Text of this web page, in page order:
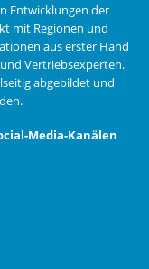
Entwicklungen der
mit Regionen und
aus erster Hand
Vertriebsexperten.
abgebildet und
Media-Kanälen